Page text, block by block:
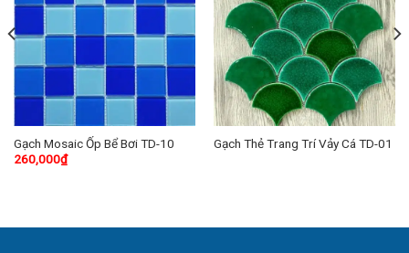
Gạch Mosaic Ốp Bể Bơi TD-10
260,000₫
Gạch Thẻ Trang Trí Vảy Cá TD-01